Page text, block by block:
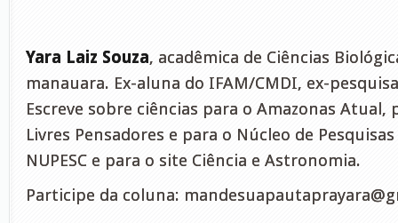
Yara Laiz Souza, acadêmica de Ciências
manauara. Ex-aluna do IFAM/CMDI, ex-
Escreve sobre ciências para o Amazonas Atual,
Livres Pensadores e para o Núcleo de
NUPESC e para o site Ciência e Astronomia.
Participe da coluna: